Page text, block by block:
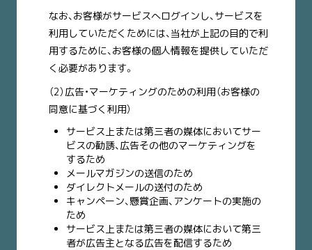
なお、お客様がサービスへログインし、サービスを
利用していただくためには、当社が上記の目的で利
用するために、お客様の個人情報を提供していただ
く必要があります。
（2）広告・マーケティングのための利用（お客様の
同意に基づく利用）
サービス上または第三者の媒体においてサー
ビスの勧誘、広告その他のマーケティングを
するため
メールマガジンの送信のため
ダイレクトメールの送付のため
キャンペーン、懸賞企画、アンケートの実施の
ため
サービス上または第三者の媒体において第三
者が広告主となる広告を配信するため